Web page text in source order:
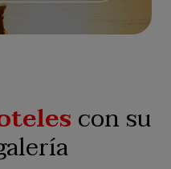
con su